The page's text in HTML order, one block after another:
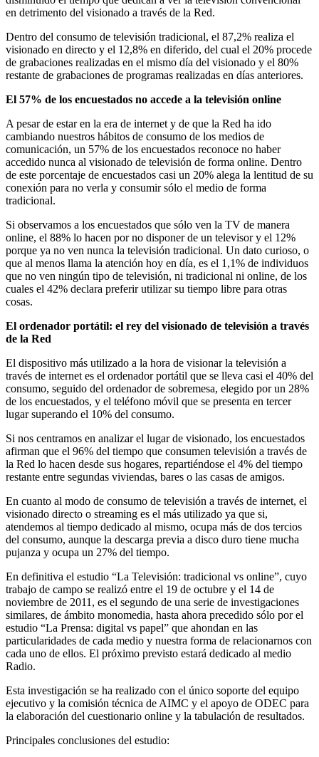
en detrimento del visionado a través de la Red.
Dentro del consumo de televisión tradicional, el 87,2% realiza el
visionado en directo y el 12,8% en diferido, del cual el 20% procede
de grabaciones realizadas en el mismo día del visionado y el 80%
restante de grabaciones de programas realizadas en días anteriores.
El 57% de los encuestados no accede a la televisión online
A pesar de estar en la era de internet y de que la Red ha ido
cambiando nuestros hábitos de consumo de los medios de
comunicación, un 57% de los encuestados reconoce no haber
accedido nunca al visionado de televisión de forma online. Dentro
de este porcentaje de encuestados casi un 20% alega la lentitud de su
conexión para no verla y consumir sólo el medio de forma
tradicional.
Si observamos a los encuestados que sólo ven la TV de manera
online, el 88% lo hacen por no disponer de un televisor y el 12%
porque ya no ven nunca la televisión tradicional. Un dato curioso, o
que al menos llama la atención hoy en día, es el 1,1% de individuos
que no ven ningún tipo de televisión, ni tradicional ni online, de los
cuales el 42% declara preferir utilizar su tiempo libre para otras
cosas.
El ordenador portátil: el rey del visionado de televisión a través
de la Red
El dispositivo más utilizado a la hora de visionar la televisión a
través de internet es el ordenador portátil que se lleva casi el 40% del
consumo, seguido del ordenador de sobremesa, elegido por un 28%
de los encuestados, y el teléfono móvil que se presenta en tercer
lugar superando el 10% del consumo.
Si nos centramos en analizar el lugar de visionado, los encuestados
afirman que el 96% del tiempo que consumen televisión a través de
la Red lo hacen desde sus hogares, repartiéndose el 4% del tiempo
restante entre segundas viviendas, bares o las casas de amigos.
En cuanto al modo de consumo de televisión a través de internet, el
visionado directo o streaming es el más utilizado ya que si,
atendemos al tiempo dedicado al mismo, ocupa más de dos tercios
del consumo, aunque la descarga previa a disco duro tiene mucha
pujanza y ocupa un 27% del tiempo.
En definitiva el estudio “La Televisión: tradicional vs online”, cuyo
trabajo de campo se realizó entre el 19 de octubre y el 14 de
noviembre de 2011, es el segundo de una serie de investigaciones
similares, de ámbito monomedia, hasta ahora precedido sólo por el
estudio “La Prensa: digital vs papel” que ahondan en las
particularidades de cada medio y nuestra forma de relacionarnos con
cada uno de ellos. El próximo previsto estará dedicado al medio
Radio.
Esta investigación se ha realizado con el único soporte del equipo
ejecutivo y la comisión técnica de AIMC y el apoyo de ODEC para
la elaboración del cuestionario online y la tabulación de resultados.
Principales conclusiones del estudio: